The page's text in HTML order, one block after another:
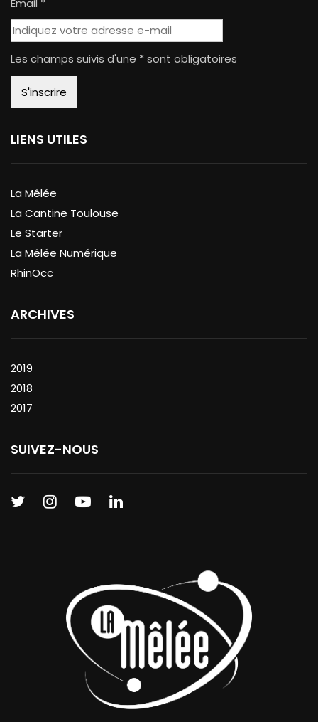
Les champs suivis d'une * sont obligatoires
LIENS UTILES
La Mêlée
La Cantine Toulouse
Le Starter
La Mêlée Numérique
RhinOcc
ARCHIVES
2019
2018
2017
SUIVEZ-NOUS